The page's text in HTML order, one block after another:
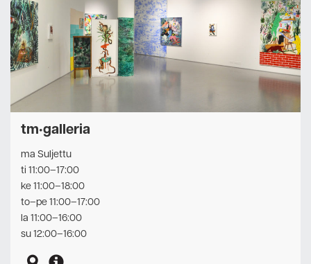
tm•galleria
ma Suljettu
ti 11:00–17:00
ke 11:00–18:00
to–pe 11:00–17:00
la 11:00–16:00
su 12:00–16:00